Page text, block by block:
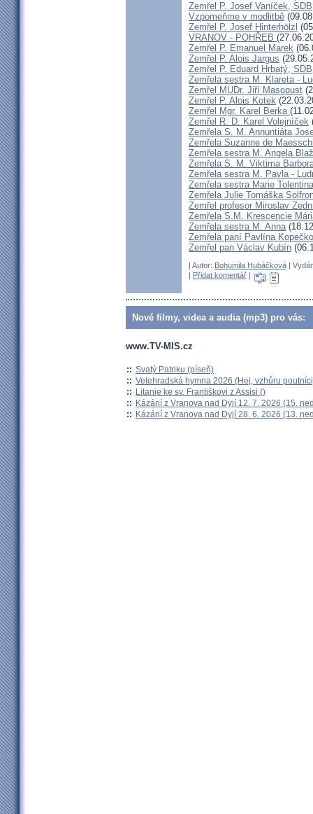
Zemřel P. Josef Vaníček, SDB
Vzpomeňme v modlitbě
Zemřel P. Josef Hinterhölzl
VRANOV - POHŘEB
Zemřel P. Emanuel Marek
Zemřel P. Alois Jargus
Zemřel P. Eduard Hrbatý, SDB
Zemřela sestra M. Klareta -
Zemřel MUDr. Jiří Masopust
Zemřel P. Alois Kotek
Zemřel Mgr. Karel Berka
Zemřel R. D. Karel Volejníček
Zemřela S. M. Annuntiáta
Zemřela Suzanne de
Zemřela sestra M. Angela
Zemřela S. M. Viktima
Zemřela sestra M. Pavla -
Zemřela sestra Marie
Zemřela Julie Tomáška
Zemřel profesor Miroslav
Zemřela S.M. Krescencie
Zemřela sestra M. Anna
Zemřela paní Pavlína
Zemřel pan Václav Kubín
| Autor: Bohumila Hubáčková |
| Přidat komentář |
Nové filmy, videa a audia (mp3) pro vás:
www.TV-MIS.cz
:: Svatý Patriku (píseň)
:: Velehradská hymna 2026 (Hej, vzhůru
:: Litanie ke sv. Františkovi z Assisi ()
:: Kázání z Vranova nad Dyjí 12. 7. 2026 (15.
:: Kázání z Vranova nad Dyjí 28. 6. 2026 (13.